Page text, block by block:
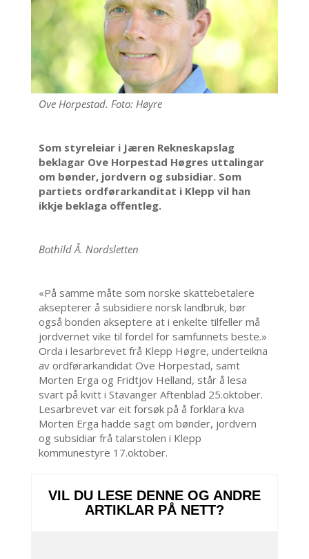
Ove Horpestad. Foto: Høyre
Som styreleiar i Jæren Rekneskapslag
beklagar Ove Horpestad Høgres uttalingar
om bønder, jordvern og subsidiar. Som
partiets ordførarkanditat i Klepp vil han
ikkje beklaga offentleg.
Bothild Å. Nordsletten
«På samme måte som norske skattebetalere
aksepterer å subsidiere norsk landbruk, bør
også bonden akseptere at i enkelte tilfeller må
jordvernet vike til fordel for samfunnets beste.»
Orda i lesarbrevet frå Klepp Høgre, underteikna
av ordførarkandidat Ove Horpestad, samt
Morten Erga og Fridtjov Helland, står å lesa
svart på kvitt i Stavanger Aftenblad 25.oktober.
Lesarbrevet var eit forsøk på å forklara kva
Morten Erga hadde sagt om bønder, jordvern
og subsidiar frå talarstolen i Klepp
kommunestyre 17.oktober.
VIL DU LESE DENNE OG ANDRE
ARTIKLAR PÅ NETT?